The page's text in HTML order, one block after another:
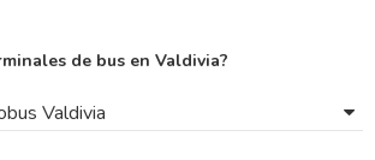
de bus en Valdivia?
Valdivia